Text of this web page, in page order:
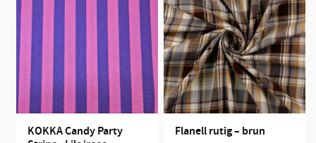
KOKKA Candy Party
Flanell rutig – brun